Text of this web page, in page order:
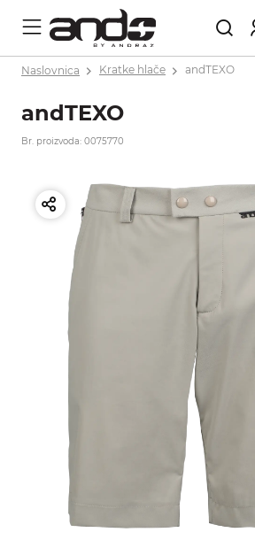
Naslovnica Kratke hlače andTEXO
andTEXO
Br. proizvoda: 0075770